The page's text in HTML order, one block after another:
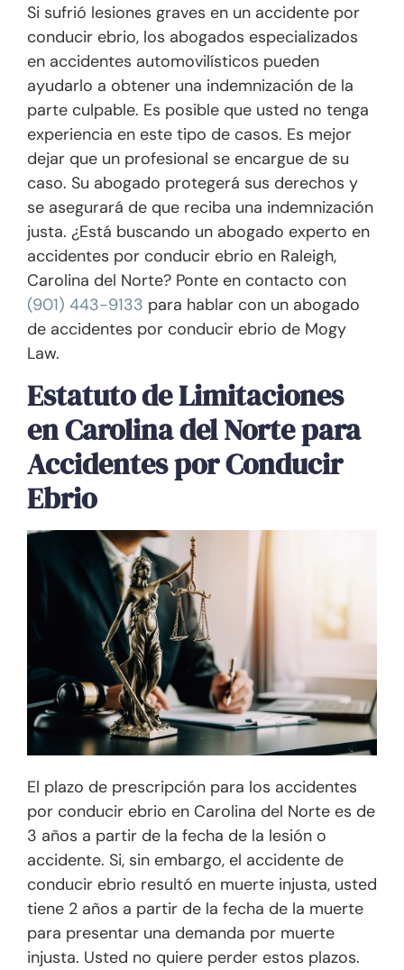
Si sufrió lesiones graves en un accidente por
conducir ebrio, los abogados especializados
en accidentes automovilísticos pueden
ayudarlo a obtener una indemnización de la
parte culpable. Es posible que usted no tenga
experiencia en este tipo de casos. Es mejor
dejar que un profesional se encargue de su
caso. Su abogado protegerá sus derechos y
se asegurará de que reciba una indemnización
justa. ¿Está buscando un abogado experto en
accidentes por conducir ebrio en Raleigh,
Carolina del Norte? Ponte en contacto con
(901) 443-9133 para hablar con un abogado
de accidentes por conducir ebrio de Mogy
Law.
Estatuto de Limitaciones
en Carolina del Norte para
Accidentes por Conducir
Ebrio
El plazo de prescripción para los accidentes
por conducir ebrio en Carolina del Norte es de
3 años a partir de la fecha de la lesión o
accidente. Si, sin embargo, el accidente de
conducir ebrio resultó en muerte injusta, usted
tiene 2 años a partir de la fecha de la muerte
para presentar una demanda por muerte
injusta. Usted no quiere perder estos plazos.